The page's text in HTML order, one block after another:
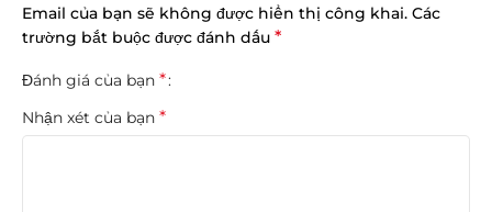
Thiết kế của máy hút mùi cổ điển Bosch
Thiết kế dạng cổ điển rộng 600mm
Email của bạn sẽ không được hiển thị công khai. Các
trường bắt buộc được đánh dấu *
Đánh giá của bạn *
Nhận xét của bạn *